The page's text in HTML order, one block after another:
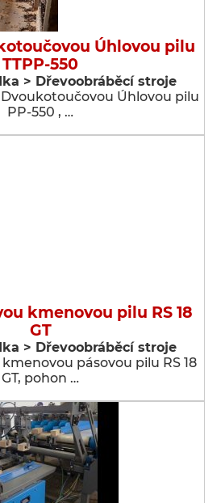
Úhlovou pilu
TTPP-550
> Dřevoobráběcí stroje
Úhlovou pilu
PP-550 , …
kmenovou pilu RS 18
GT
> Dřevoobráběcí stroje
pásovou pilu RS 18
GT, pohon …